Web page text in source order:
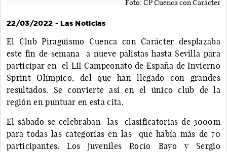
Foto: CP Cuenca con Carácter
22/03/2022 - Las Noticias
El Club Piragüismo Cuenca con Carácter desplazaba
este fin de semana a nueve palistas hasta Sevilla para
participar en el LII Campeonato de España de Invierno
Sprint Olímpico, del que han llegado con grandes
resultados. Se convierte así en el único club de la
región en puntuar en esta cita.
El sábado se celebraban las clasificatorias de 3000m
para todas las categorías en las que había más de 70
participantes. Los juveniles Rocío Bayo y Sergio